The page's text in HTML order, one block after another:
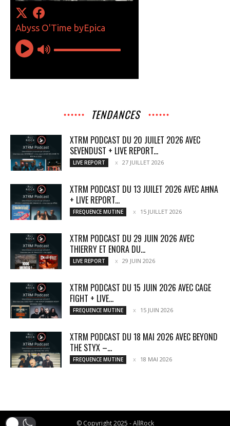
TENDANCES
XTRM PODCAST DU 20 JUILET 2026 AVEC
SEVENDUST + LIVE REPORT...
LIVE REPORT 27 JUILLET 2026
XTRM PODCAST DU 13 JUILET 2026 AVEC AĦNA
+ LIVE REPORT...
FREQUENCE MUTINE 15 JUILLET 2026
XTRM PODCAST DU 29 JUIN 2026 AVEC
THIERRY ET ENORA DU...
LIVE REPORT 29 JUIN 2026
XTRM PODCAST DU 15 JUIN 2026 AVEC CAGE
FIGHT + LIVE...
FREQUENCE MUTINE 15 JUIN 2026
XTRM PODCAST DU 18 MAI 2026 AVEC BEYOND
THE STYX –...
FREQUENCE MUTINE 18 MAI 2026
© Copyright 2025 - AllRock